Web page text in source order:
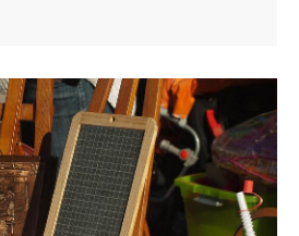
organise un vide-grenier à